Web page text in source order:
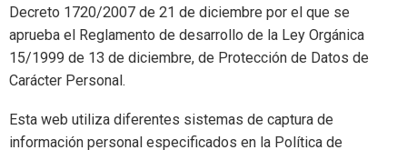
Decreto 1720/2007 de 21 de diciembre por el que se
aprueba el Reglamento de desarrollo de la Ley Orgánica
15/1999 de 13 de diciembre, de Protección de Datos de
Carácter Personal.
Esta web utiliza diferentes sistemas de captura de
información personal especificados en la Política de